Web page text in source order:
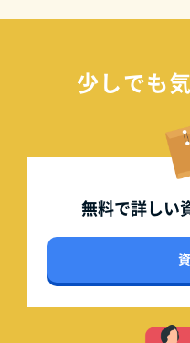
少しでも
無料で詳しい